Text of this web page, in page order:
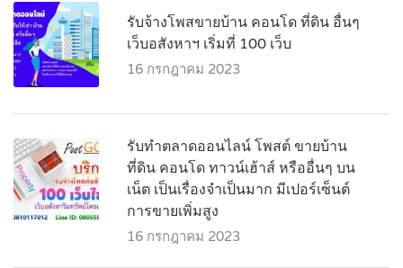
รับจ้างโพสขายบ้าน คอนโด ที่ดิน อื่นๆ
เว็บอสังหาฯ เริ่มที่ 100 เว็บ
16 กรกฎาคม 2023
รับทำตลาดออนไลน์ โพสต์ ขายบ้าน
ที่ดิน คอนโด ทาวน์เฮ้าส์ หรืออื่นๆ บน
เน็ต เป็นเรื่องจำเป็นมาก มีเปอร์เซ็นต์
การขายเพิ่มสูง
16 กรกฎาคม 2023